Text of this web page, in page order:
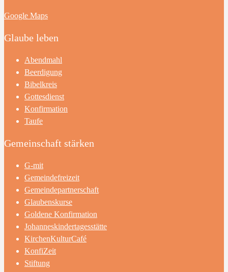
Google Maps
Glaube leben
Abendmahl
Beerdigung
Bibelkreis
Gottesdienst
Konfirmation
Taufe
Gemeinschaft stärken
G-mit
Gemeindefreizeit
Gemeindepartnerschaft
Glaubenskurse
Goldene Konfirmation
Johanneskindertagesstätte
KirchenKulturCafé
KonfiZeit
Stiftung